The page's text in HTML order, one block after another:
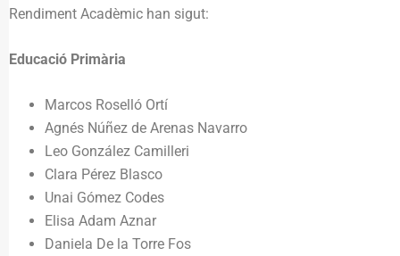
Rendiment Acadèmic han sigut:
Educació Primària
Marcos Roselló Ortí
Agnés Núñez de Arenas Navarro
Leo González Camilleri
Clara Pérez Blasco
Unai Gómez Codes
Elisa Adam Aznar
Daniela De la Torre Fos